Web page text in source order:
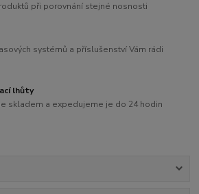
při porovnání stejné nosnosti
systémů a příslušenství Vám rádi
lhůty
skladem a expedujeme je do 24 hodin